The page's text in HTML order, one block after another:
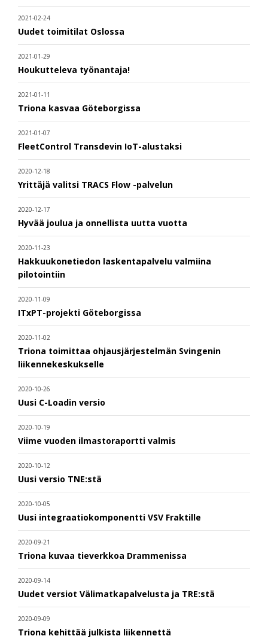
2021-02-24
Uudet toimitilat Oslossa
2021-01-29
Houkutteleva työnantaja!
2021-01-11
Triona kasvaa Göteborgissa
2021-01-07
FleetControl Transdevin IoT-alustaksi
2020-12-18
Yrittäjä valitsi TRACS Flow -palvelun
2020-12-17
Hyvää joulua ja onnellista uutta vuotta
2020-11-23
Hakkuukonetiedon laskentapalvelu valmiina
pilotointiin
2020-11-09
ITxPT-projekti Göteborgissa
2020-11-02
Triona toimittaa ohjausjärjestelmän Svingenin
liikennekeskukselle
2020-10-26
Uusi C-Loadin versio
2020-10-19
Viime vuoden ilmastoraportti valmis
2020-10-12
Uusi versio TNE:stä
2020-10-05
Uusi integraatiokomponentti VSV Fraktille
2020-09-21
Triona kuvaa tieverkkoa Drammenissa
2020-09-14
Uudet versiot Välimatkapalvelusta ja TRE:stä
2020-09-09
Triona kehittää julkista liikennettä